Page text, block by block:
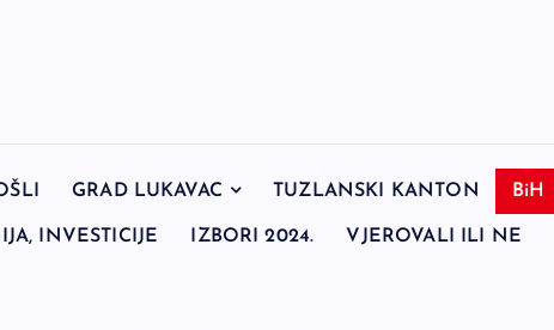
GRAD LUKAVAC TUZLANSKI KANTON BiH
INVESTICIJE IZBORI 2024. VJEROVALI ILI NE